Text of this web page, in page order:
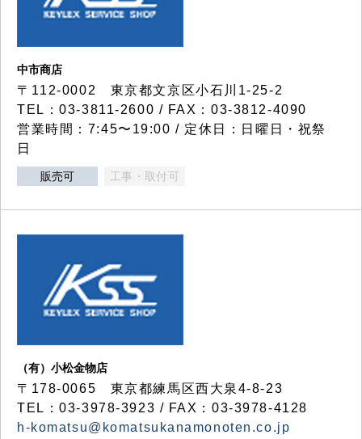
中市商店
〒112-0002 東京都文京区小石川1-25-2
TEL：03-3811-2600 / FAX：03-3812-4090
営業時間：7:45〜19:00 / 定休日：日曜日・祝祭
日
販売可 工事・取付可
（有）小松金物店
〒178-0065 東京都練馬区西大泉4-8-23
TEL：03-3978-3923 / FAX：03-3978-4128
h-komatsu@komatsukanamonoten.co.jp